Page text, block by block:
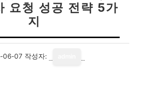
요청 성공 전략 5가
지
06-07 작성자: